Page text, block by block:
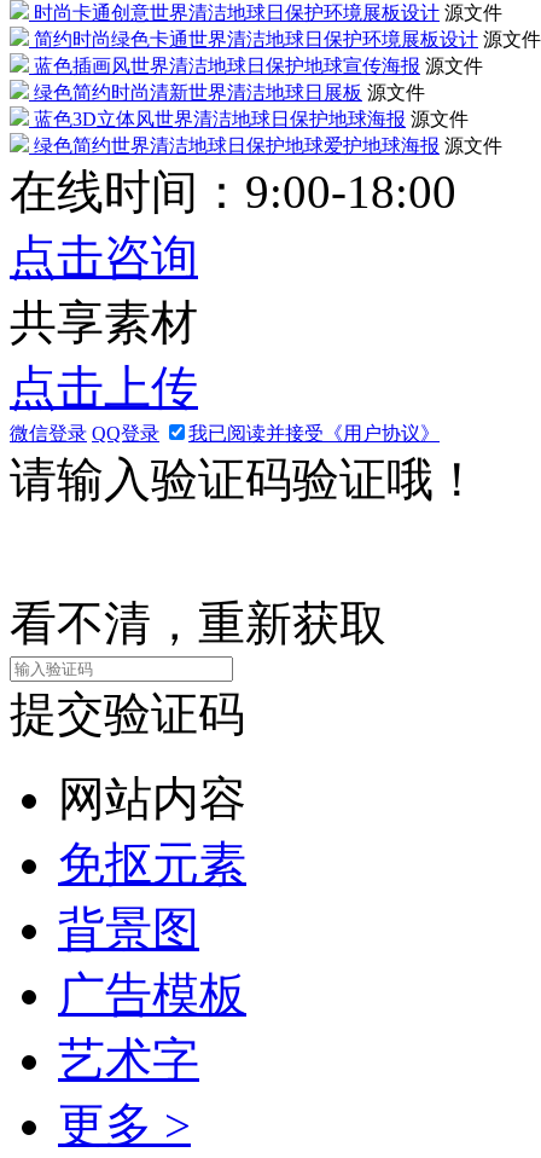
时尚卡通创意世界清洁地球日保护环境展板设计 源文件
简约时尚绿色卡通世界清洁地球日保护环境展板设计 源文件
蓝色插画风世界清洁地球日保护地球宣传海报 源文件
绿色简约时尚清新世界清洁地球日展板 源文件
蓝色3D立体风世界清洁地球日保护地球海报 源文件
绿色简约世界清洁地球日保护地球爱护地球海报 源文件
在线时间：9:00-18:00
点击咨询
共享素材
点击上传
微信登录 QQ登录 我已阅读并接受《用户协议》
请输入验证码验证哦！
看不清，重新获取
提交验证码
网站内容
免抠元素
背景图
广告模板
艺术字
更多 >